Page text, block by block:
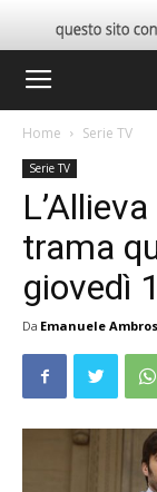
Home Serie TV
Serie TV
trama
giovedì
Da Emanuele